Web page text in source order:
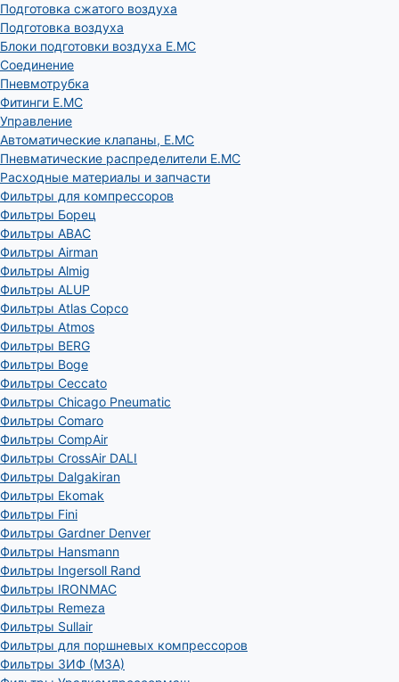
Подготовка сжатого воздуха
Подготовка воздуха
Блоки подготовки воздуха E.MC
Соединение
Пневмотрубка
Фитинги E.MC
Управление
Автоматические клапаны, Е.МС
Пневматические распределители E.MC
Расходные материалы и запчасти
Фильтры для компрессоров
Фильтры Борец
Фильтры ABAC
Фильтры Airman
Фильтры Almig
Фильтры ALUP
Фильтры Atlas Copco
Фильтры Atmos
Фильтры BERG
Фильтры Boge
Фильтры Ceccato
Фильтры Chicago Pneumatic
Фильтры Comaro
Фильтры CompAir
Фильтры CrossAir DALI
Фильтры Dalgakiran
Фильтры Ekomak
Фильтры Fini
Фильтры Gardner Denver
Фильтры Hansmann
Фильтры Ingersoll Rand
Фильтры IRONMAC
Фильтры Remeza
Фильтры Sullair
Фильтры для поршневых компрессоров
Фильтры ЗИФ (МЗА)